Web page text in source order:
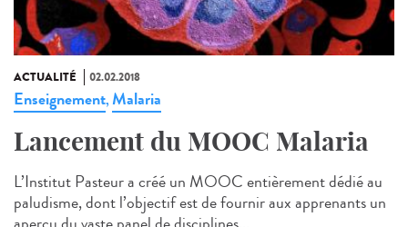
ACTUALITÉ 02.02.2018
Enseignement,Malaria
Lancement du MOOC Malaria
L’Institut Pasteur a créé un MOOC entièrement dédié au
paludisme, dont l’objectif est de fournir aux apprenants un